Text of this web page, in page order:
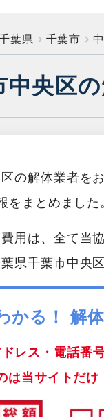
葉県 千葉市
中央区
の解体業者を
をまとめました
用は、全て当
県千葉市中央
かる！ 解
レス・電話番
は当サイトだけ